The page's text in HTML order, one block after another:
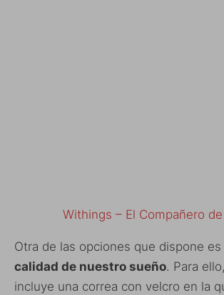
Withings – El Compañero
Otra de las opciones que dispone es
calidad de nuestro sueño. Para
incluye una correa con velcro en la